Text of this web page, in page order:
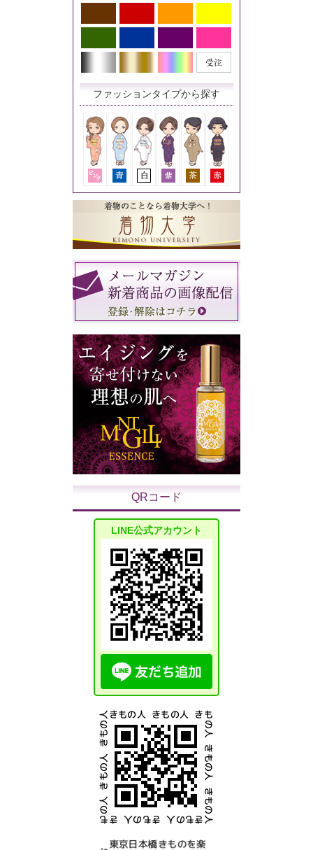
ファッションタイプから探す
QRコード
LINE公式アカウント